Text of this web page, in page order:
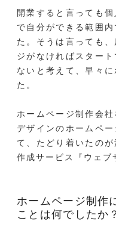
開業すると言っても
で自分ができる範囲
た。そうは言っても
ジがなければスター
ないと考えて、早々
た。
ホームページ制作会
デザインのホームペ
て、たどり着いたの
作成サービス『ウェブ
ホームページ制作
ことは何でしたか？